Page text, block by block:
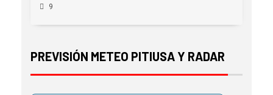
9
PREVISIÓN METEO PITIUSA Y RADAR